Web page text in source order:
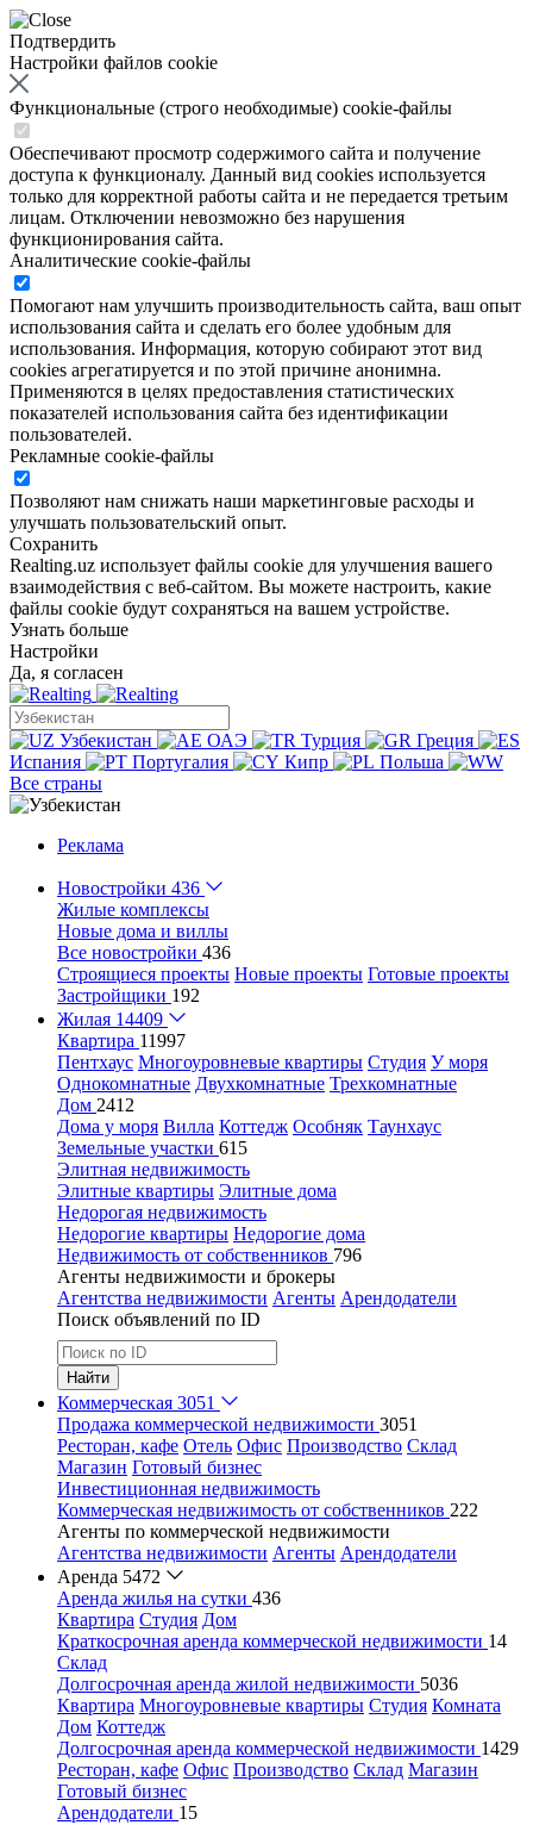
Подтвердить
Настройки файлов cookie
Функциональные (строго необходимые) cookie-файлы
Обеспечивают просмотр содержимого сайта и получение
доступа к функционалу. Данный вид cookies используется
только для корректной работы сайта и не передается третьим
лицам. Отключении невозможно без нарушения
функционирования сайта.
Аналитические cookie-файлы
Помогают нам улучшить производительность сайта, ваш опыт
использования сайта и сделать его более удобным для
использования. Информация, которую собирают этот вид
cookies агрегатируется и по этой причине анонимна.
Применяются в целях предоставления статистических
показателей использования сайта без идентификации
пользователей.
Рекламные cookie-файлы
Позволяют нам снижать наши маркетинговые расходы и
улучшать пользовательский опыт.
Сохранить
Realting.uz использует файлы cookie для улучшения вашего
взаимодействия с веб-сайтом. Вы можете настроить, какие
файлы cookie будут сохраняться на вашем устройстве.
Узнать больше
Настройки
Да, я согласен
Узбекистан ОАЭ Турция
Греция
Испания
Португалия Кипр
Польша
Все страны
Реклама
Новостройки 436
Жилые комплексы
Новые дома и виллы
Все новостройки 436
Строящиеся проекты Новые проекты Готовые проекты
Застройщики 192
Жилая 14409
Квартира 11997
Пентхаус Многоуровневые квартиры Студия У моря
Однокомнатные Двухкомнатные Трехкомнатные
Дом 2412
Дома у моря Вилла Коттедж Особняк Таунхаус
Земельные участки 615
Элитная недвижимость
Элитные квартиры Элитные дома
Недорогая недвижимость
Недорогие квартиры Недорогие дома
Недвижимость от собственников 796
Агенты недвижимости и брокеры
Агентства недвижимости Агенты Арендодатели
Поиск объявлений по ID
Найти
Коммерческая 3051
Продажа коммерческой недвижимости 3051
Ресторан, кафе Отель Офис Производство Склад
Магазин Готовый бизнес
Инвестиционная недвижимость
Коммерческая недвижимость от собственников 222
Агенты по коммерческой недвижимости
Агентства недвижимости Агенты Арендодатели
Аренда 5472
Аренда жилья на сутки 436
Квартира Студия Дом
Краткосрочная аренда коммерческой недвижимости 14
Склад
Долгосрочная аренда жилой недвижимости 5036
Квартира Многоуровневые квартиры Студия Комната
Дом Коттедж
Долгосрочная аренда коммерческой недвижимости 1429
Ресторан, кафе Офис Производство Склад Магазин
Готовый бизнес
Арендодатели 15